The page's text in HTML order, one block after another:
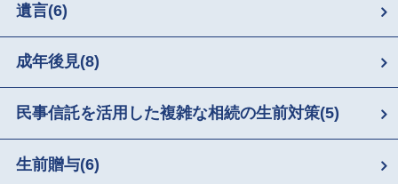
遺言(6)
成年後見(8)
民事信託を活用した複雑な相続の生前対策(5)
生前贈与(6)